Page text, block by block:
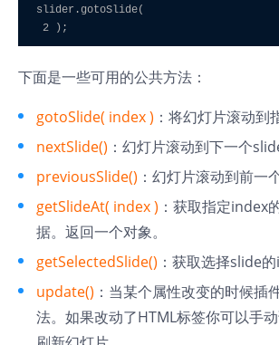
slider.gotoSlide(
下面是一些可用的公共方法：
gotoSlide( index ) ：将幻灯片滚动到
nextSlide() ：幻灯片滚动到下一个slide
previousSlide() ：幻灯片滚动到前一
getSlideAt( index ) ：获取指定index
据。返回一个对象。
getSelectedSlide() ：获取选择slide的
update() ：当某个属性改变的时候插
法。如果改动了HTML标签你可以手